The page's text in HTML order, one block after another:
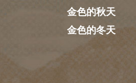
金色的秋天
金色的冬天